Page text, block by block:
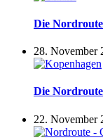
Die
28. November
Die
22. November